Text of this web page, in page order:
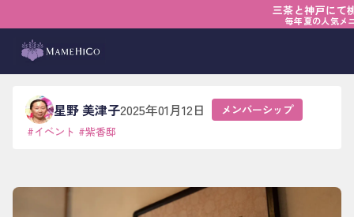
三茶と神戸にて
毎年夏の人気メ
思い出の喫茶店
星野 美津子2025年01月12日
メンバーシップ
#イベント #紫香邸